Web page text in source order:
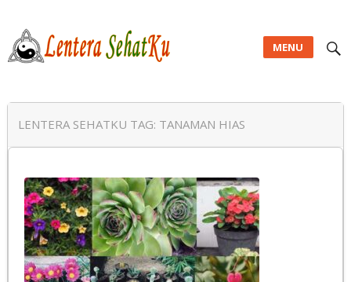
MENU
LENTERA SEHATKU TAG: TANAMAN HIAS